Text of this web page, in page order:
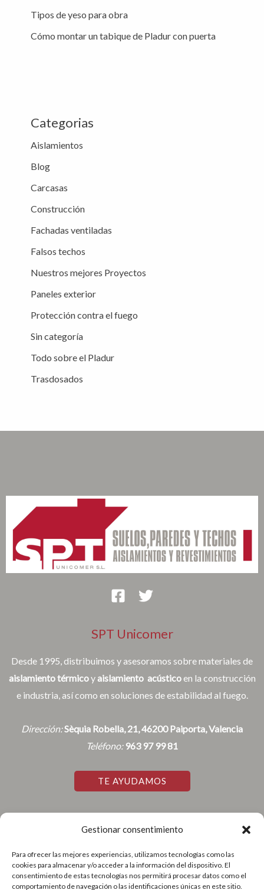
Gestionar consentimiento
Para ofrecer las mejores experiencias, utilizamos tecnologías como las
cookies para almacenar y/o acceder a la información del dispositivo. El
consentimiento de estas tecnologías nos permitirá procesar datos como el
comportamiento de navegación o las identificaciones únicas en este sitio.
Tipos de yeso para obra
Cómo montar un tabique de Pladur con puerta
Categorias
Aislamientos
Blog
Carcasas
Construcción
Fachadas ventiladas
Falsos techos
Nuestros mejores Proyectos
Paneles exterior
Protección contra el fuego
Sin categoría
Todo sobre el Pladur
Trasdosados
SPT Unicomer
Desde 1995, distribuimos y asesoramos sobre materiales de
aislamiento térmicoyaislamiento acústicoen la construcción
e industria, así como en soluciones de estabilidad al fuego.
Dirección:Sèquia Robella, 21, 46200 Paiporta, Valencia
Teléfono: 963 97 99 81
TE AYUDAMOS
Aviso Legal
Política de Cookies